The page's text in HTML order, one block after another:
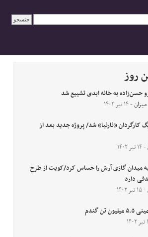
روز
حسن‌زاده به خانه ابدی تشییع شد
- ۱۴ تیر ۱۴۰۲
کارگردان «نارنیا» شد/ پروژه جدید بعد از
- ۱۴ تیر ۱۴۰۲
میدان گازی آرش را حساس کرد/کویت از طرح
دارد
- ۱۵ تیر ۱۴۰۲
تن گندم